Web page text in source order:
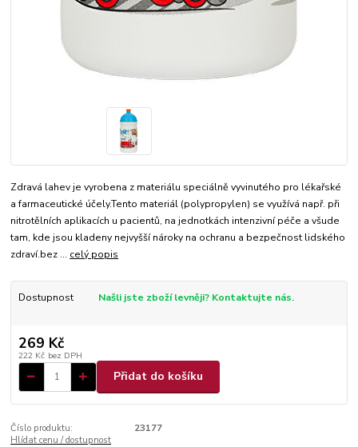
Zdravá lahev je vyrobena z materiálu speciálně vyvinutého pro lékařské
a farmaceutické účely.Tento materiál (polypropylen) se využívá např. při
nitrotělních aplikacích u pacientů, na jednotkách intenzivní péče a všude
tam, kde jsou kladeny nejvyšší nároky na ochranu a bezpečnost lidského
zdraví.bez ... celý popis
Dostupnost Našli jste zboží levněji? Kontaktujte nás.
269 Kč
222 Kč bez DPH
Přidat do košíku
Číslo produktu:
23177
Hlídat cenu / dostupnost